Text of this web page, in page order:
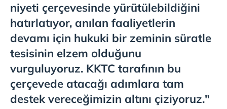
niyeti çerçevesinde yürütülebildiğini
hatırlatıyor, anılan faaliyetlerin
devamı için hukuki bir zeminin süratle
tesisinin elzem olduğunu
vurguluyoruz. KKTC tarafının bu
çerçevede atacağı adımlara tam
destek vereceğimizin altını çiziyoruz."